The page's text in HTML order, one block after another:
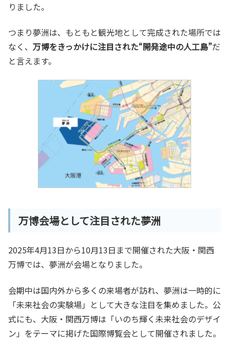
りました。
つまり夢洲は、もともと観光地として完成された場所では
なく、 万博をきっかけに注目された“開発途中の人工島”だ
と言えます。
万博会場として注目された夢洲
2025年4月13日から10月13日まで開催された大阪・関西
万博では、夢洲が会場となりました。
会期中は国内外から多くの来場者が訪れ、夢洲は一時的に
「未来社会の実験場」として大きな注目を集めました。公
式にも、大阪・関西万博は「いのち輝く未来社会のデザイ
ン」をテーマに掲げた国際博覧会として開催されました。